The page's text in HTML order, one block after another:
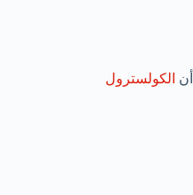
أن الكولسترول